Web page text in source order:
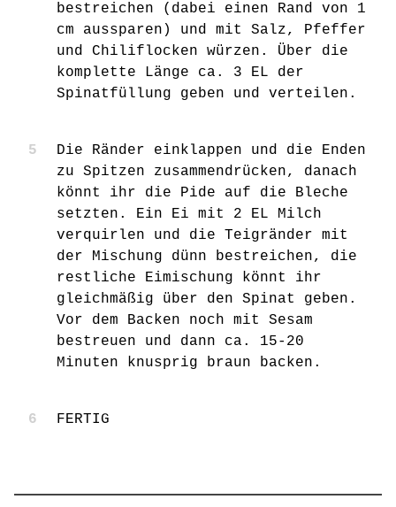
bestreichen (dabei einen Rand von 1
cm aussparen) und mit Salz, Pfeffer
und Chiliflocken würzen. Über die
komplette Länge ca. 3 EL der
Spinatfüllung geben und verteilen.
Die Ränder einklappen und die Enden
zu Spitzen zusammendrücken, danach
könnt ihr die Pide auf die Bleche
setzten. Ein Ei mit 2 EL Milch
verquirlen und die Teigränder mit
der Mischung dünn bestreichen, die
restliche Eimischung könnt ihr
gleichmäßig über den Spinat geben.
Vor dem Backen noch mit Sesam
bestreuen und dann ca. 15-20
Minuten knusprig braun backen.
FERTIG